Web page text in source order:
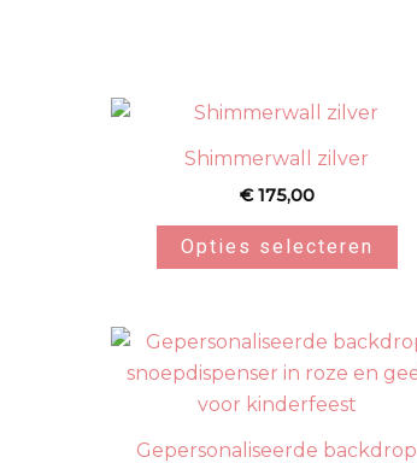
Shimmerwall zilver
€175,00
Opties selecteren
Gepersonaliseerde backdrop